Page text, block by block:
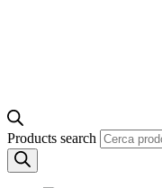
Products search